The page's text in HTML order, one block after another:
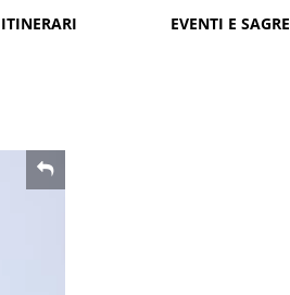
ITINERARI EVENTI E SAGRE